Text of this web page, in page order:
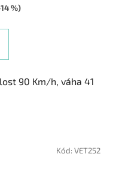
%)
90 Km/h, váha 41
Kód: VET252